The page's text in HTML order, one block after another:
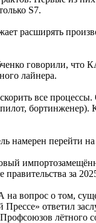
S7.
расширять
говорили, что
лайнера.
все
бортинженер).
намерен перейти
за
вопрос о том,
ответил
лётного